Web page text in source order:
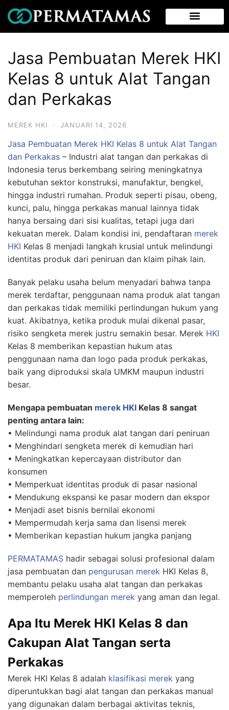
Jasa Pembuatan Merek HKI
Kelas 8 untuk Alat Tangan
dan Perkakas
MEREK HKI · JANUARI 14, 2026
Jasa Pembuatan Merek HKI Kelas 8 untuk Alat Tangan
dan Perkakas – Industri alat tangan dan perkakas di
Indonesia terus berkembang seiring meningkatnya
kebutuhan sektor konstruksi, manufaktur, bengkel,
hingga industri rumahan. Produk seperti pisau, obeng,
kunci, palu, hingga perkakas manual lainnya tidak
hanya bersaing dari sisi kualitas, tetapi juga dari
kekuatan merek. Dalam kondisi ini, pendaftaran merek
HKI Kelas 8 menjadi langkah krusial untuk melindungi
identitas produk dari peniruan dan klaim pihak lain.
Banyak pelaku usaha belum menyadari bahwa tanpa
merek terdaftar, penggunaan nama produk alat tangan
dan perkakas tidak memiliki perlindungan hukum yang
kuat. Akibatnya, ketika produk mulai dikenal pasar,
risiko sengketa merek justru semakin besar. Merek HKI
Kelas 8 memberikan kepastian hukum atas
penggunaan nama dan logo pada produk perkakas,
baik yang diproduksi skala UMKM maupun industri
besar.
Mengapa pembuatan merek HKI Kelas 8 sangat
penting antara lain:
• Melindungi nama produk alat tangan dari peniruan
• Menghindari sengketa merek di kemudian hari
• Meningkatkan kepercayaan distributor dan
konsumen
• Memperkuat identitas produk di pasar nasional
• Mendukung ekspansi ke pasar modern dan ekspor
• Menjadi aset bisnis bernilai ekonomi
• Mempermudah kerja sama dan lisensi merek
• Memberikan kepastian hukum jangka panjang
PERMATAMAS hadir sebagai solusi profesional dalam
jasa pembuatan dan pengurusan merek HKI Kelas 8,
membantu pelaku usaha alat tangan dan perkakas
memperoleh perlindungan merek yang aman dan legal.
Apa Itu Merek HKI Kelas 8 dan
Cakupan Alat Tangan serta
Perkakas
Merek HKI Kelas 8 adalah klasifikasi merek yang
diperuntukkan bagi alat tangan dan perkakas manual
yang digunakan dalam berbagai aktivitas teknis,